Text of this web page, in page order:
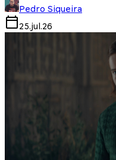
Pedro Siqueira
25.jul.26